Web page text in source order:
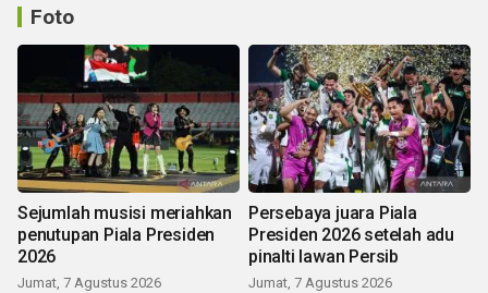
Foto
Sejumlah musisi meriahkan
penutupan Piala Presiden
2026
Jumat, 7 Agustus 2026
Persebaya juara Piala
Presiden 2026 setelah adu
pinalti lawan Persib
Jumat, 7 Agustus 2026